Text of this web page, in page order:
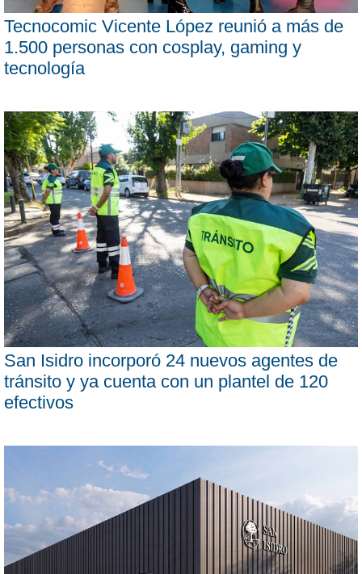
Tecnocomic Vicente López reunió a más de
1.500 personas con cosplay, gaming y
tecnología
San Isidro incorporó 24 nuevos agentes de
tránsito y ya cuenta con un plantel de 120
efectivos